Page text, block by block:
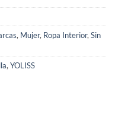
, Mujer, Ropa Interior, Sin
, YOLISS